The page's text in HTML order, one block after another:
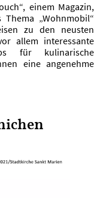
einem Magazin,
„Wohnmobil“
zu den neusten
allem interessante
für kulinarische
eine angenehme